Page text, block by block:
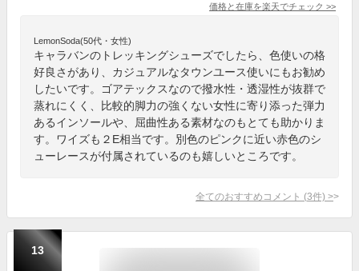
価格と在庫を楽天でチェック >>
LemonSoda(50代・女性)
キャラバンのトレッキングシューズでしたら、色使いの格
好良さがあり、カジュアルなタウンユース使いにもお勧め
したいです。ゴアテックスなので撥水性・透湿性が抜群で
蒸れにくく、比較的脚力の強くない女性に寄り添った弾力
あるインソールや、屈曲性ある素材なのもとても助かりま
す。ワイズも２E相当です。別色のピンクに近い赤色のシ
ューレースが付属されているのも嬉しいところです。
全てのおすすめコメント (3件) >
13